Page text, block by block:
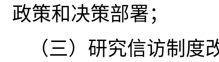
政策和决策部署；
（三）研究信访制